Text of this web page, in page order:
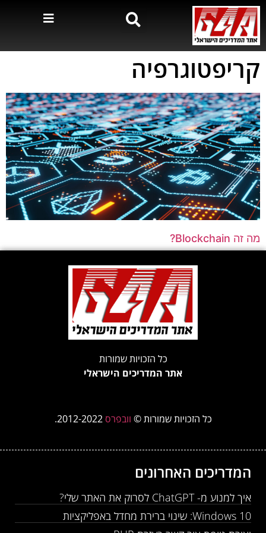
קריפטוגרפיה
מה זה Blockchain?
כל הזכויות שמורות
אתר המדריכים הישראלי
כל הזכויות שמורות © וובפרס 2012-2022.
המדריכים האחרונים
איך למנוע מ- ChatGPT לסרוק את האתר שלי?
Windows 10: שינוי ברירת מחדל באפליקציות